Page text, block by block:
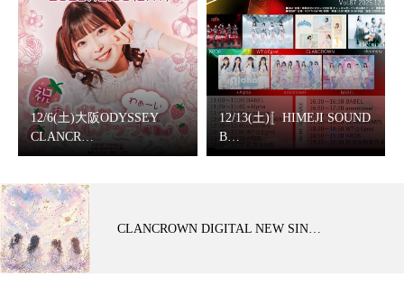
12/6(土)大阪ODYSSEY
CLANCR…
12/13(土)〚HIMEJI SOUND
B…
CLANCROWN DIGITAL NEW SIN…